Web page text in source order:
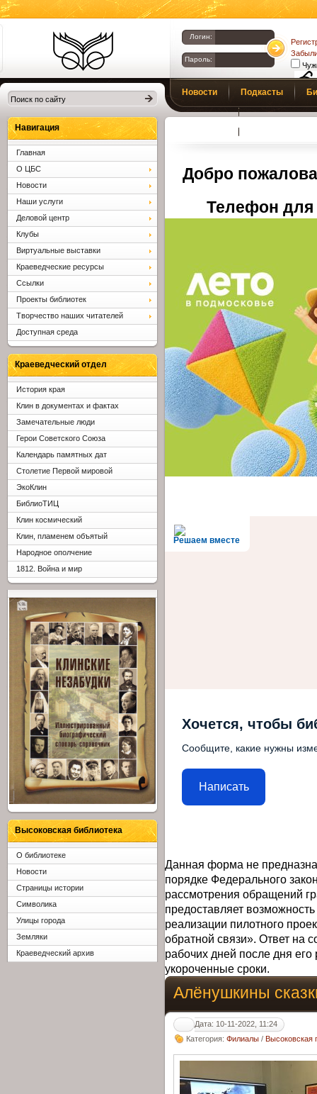
Библиотеки
Клина. Клинская
ЦБС.
Логин:
Пароль:
Новости Подкасты
Добро
Телефон для
Решаем вместе
Хочется, чтобы
Сообщите, какие нужны
Написать
Данная форма не
порядке Федерального
рассмотрения обращений
предоставляет
реализации пилотного
обратной связи». Ответ на
рабочих дней после дня
укороченные сроки.
Алёнушкины
Дата: 10-11-2022, 11:24
Категория: Филиалы / Высоковская
Навигация
Главная
О ЦБС
Новости
Наши услуги
Деловой центр
Клубы
Виртуальные выставки
Краеведческие ресурсы
Ссылки
Проекты библиотек
Творчество наших читателей
Доступная среда
Краеведческий отдел
История края
Клин в документах и фактах
Замечательные люди
Герои Советского Союза
Календарь памятных дат
Столетие Первой мировой
ЭкоКлин
БиблиоТИЦ
Клин космический
Клин, пламенем объятый
Народное ополчение
1812. Война и мир
Высоковская библиотека
О библиотеке
Новости
Страницы истории
Символика
Улицы города
Земляки
Краеведческий архив